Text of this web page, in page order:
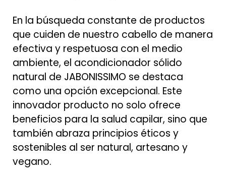
En la búsqueda constante de productos
que cuiden de nuestro cabello de manera
efectiva y respetuosa con el medio
ambiente, el acondicionador sólido
natural de JABONISSIMO se destaca
como una opción excepcional. Este
innovador producto no solo ofrece
beneficios para la salud capilar, sino que
también abraza principios éticos y
sostenibles al ser natural, artesano y
vegano.